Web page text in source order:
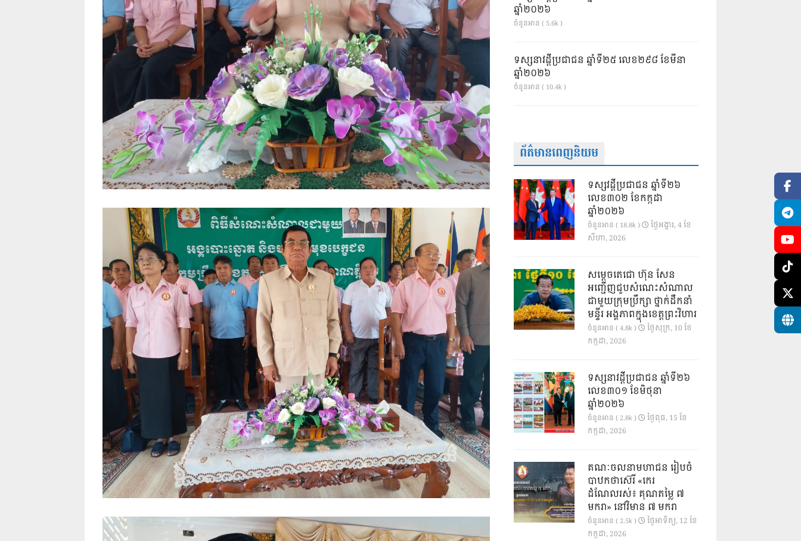
ឆ្នាំ២០២៦
ចំនួនអាន ( 5.6k )
ទស្សនាវដ្ដីប្រជាជន ឆ្នាំទី២៥ លេខ២៩៨ ខែមីនា
ឆ្នាំ២០២៦
ចំនួនអាន ( 10.4k )
ព័ត៌មានពេញនិយម
ទស្សវដ្តីប្រជាជន ឆ្នាំទី២៦
លេខ៣០២ ខែកក្កដា
ឆ្នាំ២០២៦
ចំនួនអាន ( 18.8k )
ថ្ងៃ​អង្គារ, 4 ខែ​
សីហា, 2026
សម្តេចតេជោ ហ៊ុន សែន
អញ្ជើញជួបសំណេះសំណាល
ជាមួយក្រុមប្រឹក្សា ថ្នាក់ដឹកនាំ
មន្ទីរ អង្គភាពក្នុងខេត្តព្រះវិហារ
ចំនួនអាន ( 4.8k )
ថ្ងៃ​សុក្រ, 10 ខែ​
កក្កដា, 2026
ទស្សនាវដ្ដីប្រជាជន ឆ្នាំទី២៦
លេខ៣០១ ខែមិថុនា
ឆ្នាំ២០២៦
ចំនួនអាន ( 2.8k )
ថ្ងៃ​ពុធ, 15 ខែ​
កក្កដា, 2026
គណៈចលនាមហាជន រៀបចំ
បាឋកថាស៊េរី «កេរ
ដំណែលរស់៖ គុណតម្លៃ ៧
មករា» នៅវិមាន ៧ មករា
ចំនួនអាន ( 2.5k )
ថ្ងៃ​អាទិត្យ, 12 ខែ​
កក្កដា, 2026